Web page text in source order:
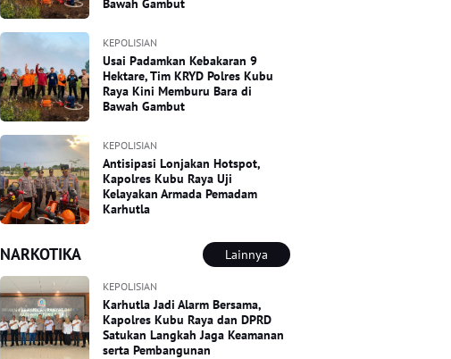
Bawah Gambut
KEPOLISIAN
Usai Padamkan Kebakaran 9
Hektare, Tim KRYD Polres Kubu
Raya Kini Memburu Bara di
Bawah Gambut
KEPOLISIAN
Antisipasi Lonjakan Hotspot,
Kapolres Kubu Raya Uji
Kelayakan Armada Pemadam
Karhutla
NARKOTIKA Lainnya
KEPOLISIAN
Karhutla Jadi Alarm Bersama,
Kapolres Kubu Raya dan DPRD
Satukan Langkah Jaga Keamanan
serta Pembangunan